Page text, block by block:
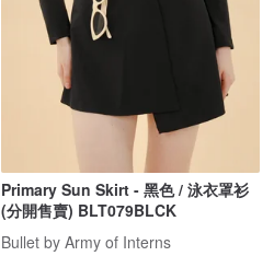
Primary Sun Skirt - 黑色 / 泳衣罩衫
(分開售賣) BLT079BLCK
Bullet by Army of Interns